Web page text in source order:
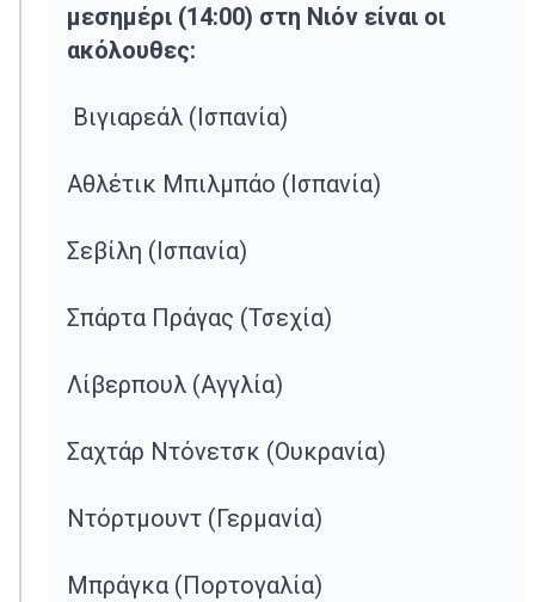
μεσημέρι (14:00) στη Νιόν είναι οι
ακόλουθες:
Βιγιαρεάλ (Ισπανία)
Αθλέτικ Μπιλμπάο (Ισπανία)
Σεβίλη (Ισπανία)
Σπάρτα Πράγας (Τσεχία)
Λίβερπουλ (Αγγλία)
Σαχτάρ Ντόνετσκ (Ουκρανία)
Ντόρτμουντ (Γερμανία)
Μπράγκα (Πορτογαλία)